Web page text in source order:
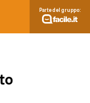
Parte del gruppo: